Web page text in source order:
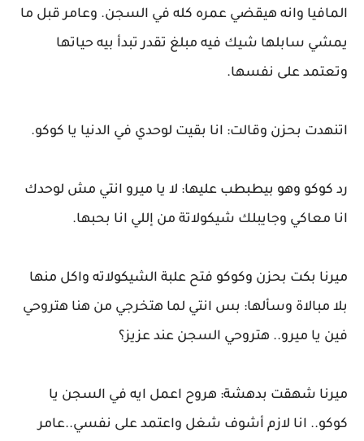
المافيا وانه هيقضي عمره كله في السجن. وعامر قبل ما
يمشي سابلها شيك فيه مبلغ تقدر تبدأ بيه حياتها
وتعتمد على نفسها.
اتنهدت بحزن وقالت: انا بقيت لوحدي في الدنيا يا كوكو.
رد كوكو وهو بيطبطب عليها: لا يا ميرو انتي مش لوحدك
انا معاكي وجايبلك شيكولاتة من إللي انا بحبها.
ميرنا بكت بحزن وكوكو فتح علبة الشيكولاته واكل منها
بلا مبالاة وسألها: بس انتي لما هتخرجي من هنا هتروحي
فين يا ميرو.. هتروحي السجن عند عزيز؟
ميرنا شهقت بدهشة: هروح اعمل ايه في السجن يا
كوكو.. انا لازم أشوف شغل واعتمد على نفسي..عامر